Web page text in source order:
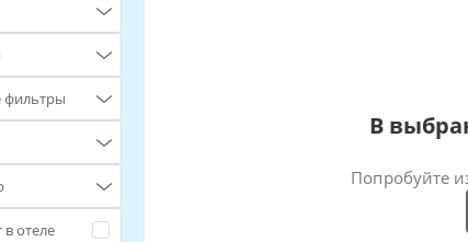
в отеле
В
Попробуйте